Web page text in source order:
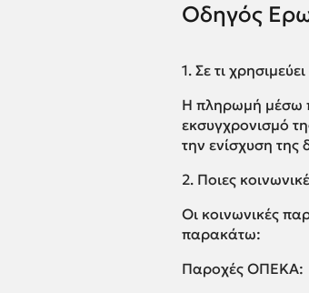
Οδηγός
1. Σε τι
Η πληρωμή μέσω
εκσυγχρονισμό
την ενίσχυση
2. Ποιες
Οι κοινωνικές
παρακάτω:
Παροχές ΟΠΕΚΑ: